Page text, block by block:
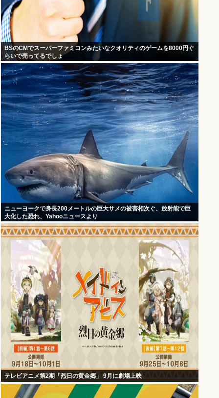
BSのCMでスーパーファミコンみたいなクオリティのゲームを8000円ぐ
らいで売ってるでしょ
ニューヨークで身長200メートルの巨大サメの被害相次ぐ、放射能で巨
大化した恐れ、Yahooニュースより
テレビアニメ第2期「烈日の黄金郷」 9月に劇場上映